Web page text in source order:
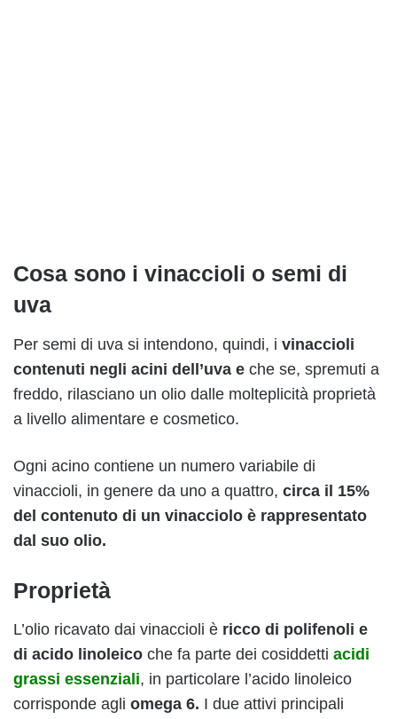
Cosa sono i vinaccioli o semi di
uva
Per semi di uva si intendono, quindi, i vinaccioli
contenuti negli acini dell’uva e che se, spremuti a
freddo, rilasciano un olio dalle molteplicità proprietà
a livello alimentare e cosmetico.
Ogni acino contiene un numero variabile di
vinaccioli, in genere da uno a quattro, circa il 15%
del contenuto di un vinacciolo è rappresentato
dal suo olio.
Proprietà
L’olio ricavato dai vinaccioli è ricco di polifenoli e
di acido linoleico che fa parte dei cosiddetti acidi
grassi essenziali, in particolare l’acido linoleico
corrisponde agli omega 6. I due attivi principali